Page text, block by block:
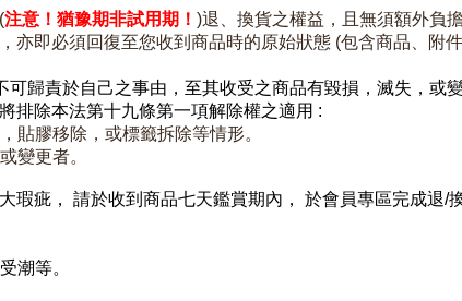
注意！猶豫期非試用期！ )退、換貨之權益，且無須額外負
，亦即必須回復至您收到商品時的原始狀態 (包含商品、附
歸責於自己之事由， 至其收受之商品有毀損，滅失，或
將排除本法第十九條第一項解除權之適用 :
貼膠移除，或標籤拆除等情形。
變更者。
瑕疵， 請於收到商品七天鑑賞期內， 於會員專區完成退
受潮等。